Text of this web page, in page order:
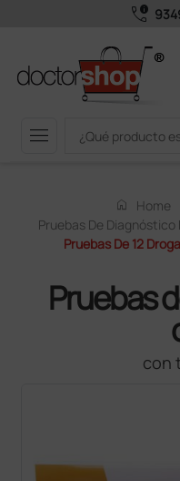
call_quality
menu
home Home
Pruebas De Diagnóstico
Pruebas De 12
Pruebas
con